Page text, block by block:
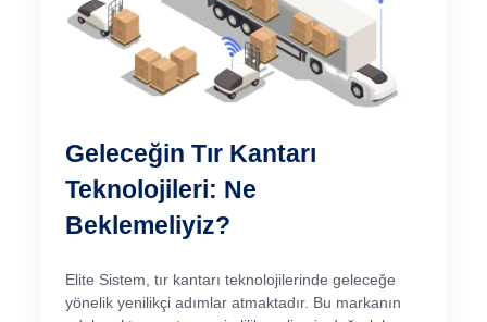
Geleceğin Tır Kantarı
Teknolojileri: Ne
Beklemeliyiz?
Elite Sistem, tır kantarı teknolojilerinde geleceğe
yönelik yenilikçi adımlar atmaktadır. Bu markanın